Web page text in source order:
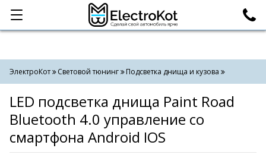
Категории Поиск
ЭлектроКот Световой тюнинг Подсветка днища и кузова
LED подсветка днища Paint Road
Bluetooth 4.0 управление со
смартфона Android IOS